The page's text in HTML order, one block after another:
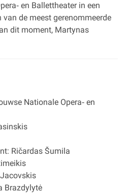
en Ballettheater in een
de meest gerenommeerde
dit moment, Martynas
Nationale Opera‐ en
Ričardas Šumila
Brazdylytė